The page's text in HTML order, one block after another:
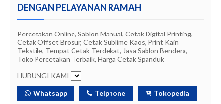
DENGAN PELAYANAN RAMAH
Percetakan Online, Sablon Manual, Cetak Digital Printing,
Cetak Offset Brosur, Cetak Sublime Kaos, Print Kain
Tekstile, Tempat Cetak Terdekat, Jasa Sablon Bendera,
Toko Percetakan Terbaik, Harga Cetak Spanduk
HUBUNGI KAMI
Whatsapp Telphone Tokopedia